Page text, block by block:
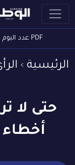
PDF عدد اليوم
الرئيسية
حتى لا
أخطاء